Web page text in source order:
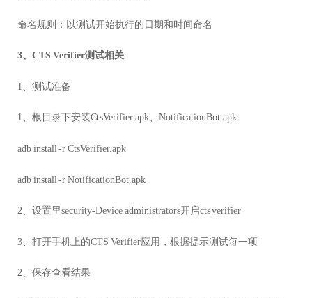
命名规则：以测试开始执行的日期和时间命名
3、CTS Verifier测试相关
1、测试准备
1、根目录下安装CtsVerifier.apk、NotificationBot.apk
adb install -r CtsVerifier.apk
adb install -r NotificationBot.apk
2、设置里security-Device administrators开启cts verifier
3、打开手机上的CTS Verifier应用，根据提示测试每一项
2、保存查看结果